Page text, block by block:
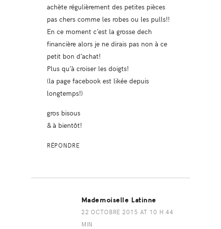
achète régulièrement des petites pièces
pas chers comme les robes ou les pulls!!
En ce moment c’est la grosse dech
financière alors je ne dirais pas non à ce
petit bon d’achat!
Plus qu’à croiser les doigts!
(la page facebook est likée depuis
longtemps!)
gros bisous
& à bientôt!
RÉPONDRE
Mademoiselle Latinne
22 OCTOBRE 2015 AT 10 H 44
MIN